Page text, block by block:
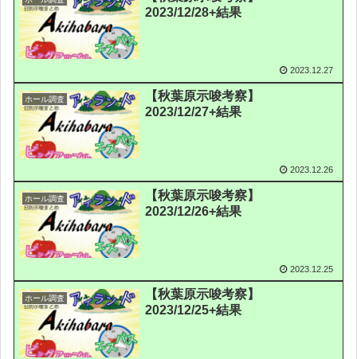
2023/12/28+結果
2023.12.27
ホール調査
【秋葉原示唆考察】
2023/12/27+結果
2023.12.26
ホール調査
【秋葉原示唆考察】
2023/12/26+結果
2023.12.25
ホール調査
【秋葉原示唆考察】
2023/12/25+結果